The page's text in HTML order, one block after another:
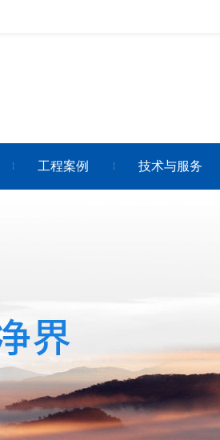
工程案例 技术与服务